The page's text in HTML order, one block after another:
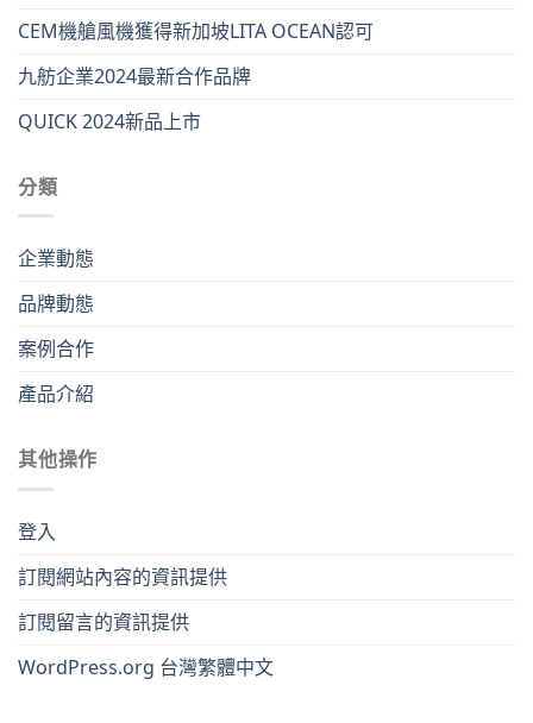
CEM機艙風機獲得新加坡LITA OCEAN認可
九舫企業2024最新合作品牌
QUICK 2024新品上市
分類
企業動態
品牌動態
案例合作
產品介紹
其他操作
登入
訂閱網站內容的資訊提供
訂閱留言的資訊提供
WordPress.org 台灣繁體中文